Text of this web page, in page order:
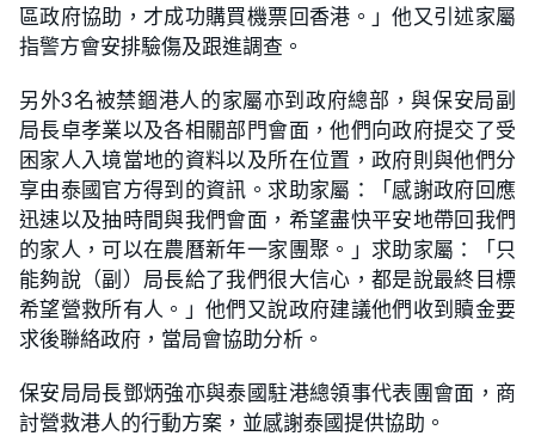
區政府協助，才成功購買機票回香港。」他又引述家屬
指警方會安排驗傷及跟進調查。
另外3名被禁錮港人的家屬亦到政府總部，與保安局副
局長卓孝業以及各相關部門會面，他們向政府提交了受
困家人入境當地的資料以及所在位置，政府則與他們分
享由泰國官方得到的資訊。求助家屬：「感謝政府回應
迅速以及抽時間與我們會面，希望盡快平安地帶回我們
的家人，可以在農曆新年一家團聚。」求助家屬：「只
能夠說（副）局長給了我們很大信心，都是說最終目標
希望營救所有人。」他們又說政府建議他們收到贖金要
求後聯絡政府，當局會協助分析。
保安局局長鄧炳強亦與泰國駐港總領事代表團會面，商
討營救港人的行動方案，並感謝泰國提供協助。